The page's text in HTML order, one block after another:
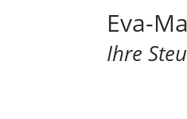
Eva-
Ihre